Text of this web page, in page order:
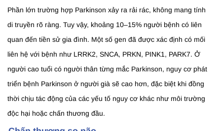
Phần lớn trường hợp Parkinson xảy ra rải rác, không mang tính
di truyền rõ ràng. Tuy vậy, khoảng 10–15% người bệnh có liên
quan đến tiền sử gia đình. Một số gen đã được xác định có mối
liên hệ với bệnh như LRRK2, SNCA, PRKN, PINK1, PARK7. Ở
người cao tuổi có người thân từng mắc Parkinson, nguy cơ phát
triển bệnh Parkinson ở người già sẽ cao hơn, đặc biệt khi đồng
thời chịu tác động của các yếu tố nguy cơ khác như môi trường
độc hại hoặc chấn thương đầu.